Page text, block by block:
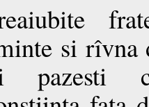
si rîvna
pazesti